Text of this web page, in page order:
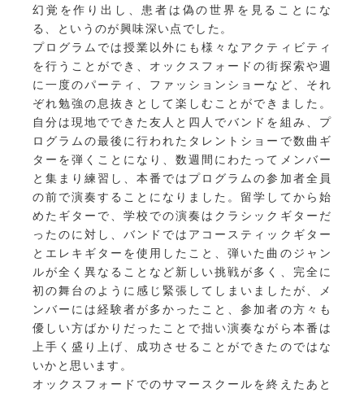
幻覚を作り出し、患者は偽の世界を見ることにな
る、というのが興味深い点でした。
プログラムでは授業以外にも様々なアクティビティ
を行うことができ、オックスフォードの街探索や週
に一度のパーティ、ファッションショーなど、それ
ぞれ勉強の息抜きとして楽しむことができました。
自分は現地でできた友人と四人でバンドを組み、プ
ログラムの最後に行われたタレントショーで数曲ギ
ターを弾くことになり、数週間にわたってメンバー
と集まり練習し、本番ではプログラムの参加者全員
の前で演奏することになりました。留学してから始
めたギターで、学校での演奏はクラシックギターだ
ったのに対し、バンドではアコースティックギター
とエレキギターを使用したこと、弾いた曲のジャン
ルが全く異なることなど新しい挑戦が多く、完全に
初の舞台のように感じ緊張してしまいましたが、メ
ンバーには経験者が多かったこと、参加者の方々も
優しい方ばかりだったことで拙い演奏ながら本番は
上手く盛り上げ、成功させることができたのではな
いかと思います。
オックスフォードでのサマースクールを終えたあと